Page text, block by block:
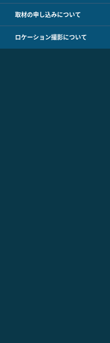
取材の申し込みについて
ロケーション撮影について